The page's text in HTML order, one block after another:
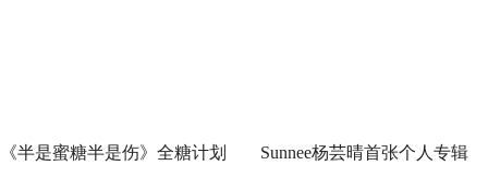
《半是蜜糖半是伤》全糖计划 Sunnee杨芸晴首张个人专辑